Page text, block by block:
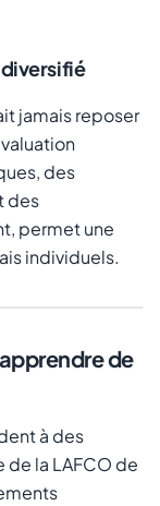
jamais reposer
des
des
permet une
individuels.
de
à des
la LAFCO de